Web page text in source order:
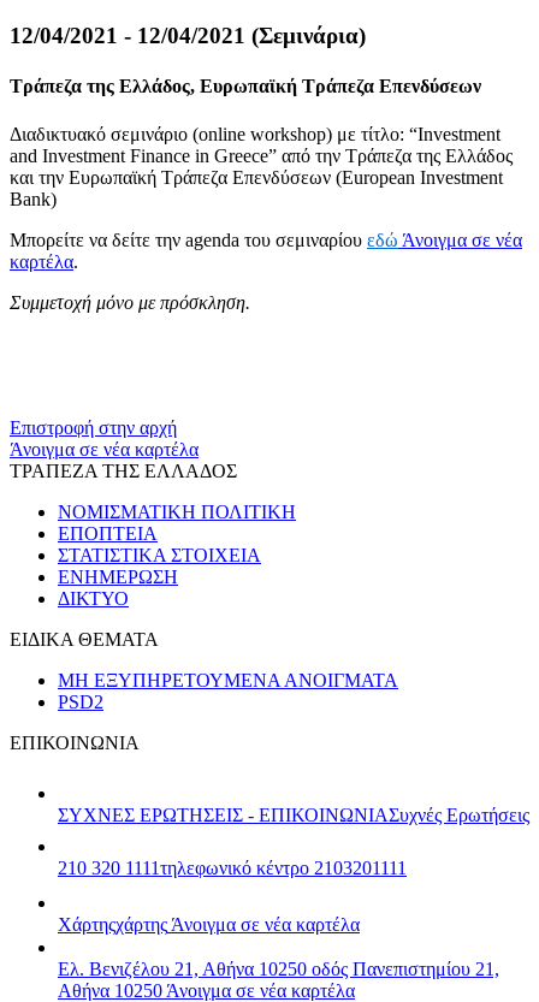
12/04/2021 - 12/04/2021 (Σεμινάρια)
Τράπεζα της Ελλάδος, Ευρωπαϊκή Τράπεζα Επενδύσεων
Διαδικτυακό σεμινάριο (online workshop) με τίτλο: “Investment
and Investment Finance in Greece” από την Τράπεζα της Ελλάδος
και την Ευρωπαϊκή Τράπεζα Επενδύσεων (European Investment
Bank)
Μπορείτε να δείτε την agenda του σεμιναρίου εδώ Άνοιγμα σε νέα
καρτέλα.
Συμμετοχή μόνο με πρόσκληση.
Επιστροφή στην αρχή
Άνοιγμα σε νέα καρτέλα
ΤΡΑΠΕΖΑ ΤΗΣ ΕΛΛΑΔΟΣ
ΝΟΜΙΣΜΑΤΙΚΗ ΠΟΛΙΤΙΚΗ
ΕΠΟΠΤΕΙΑ
ΣΤΑΤΙΣΤΙΚΑ ΣΤΟΙΧΕΙΑ
ΕΝΗΜΕΡΩΣΗ
ΔΙΚΤΥΟ
ΕΙΔΙΚΑ ΘΕΜΑΤΑ
ΜΗ ΕΞΥΠΗΡΕΤΟΥΜΕΝΑ ΑΝΟΙΓΜΑΤΑ
PSD2
ΕΠΙΚΟΙΝΩΝΙΑ
ΣΥΧΝΕΣ ΕΡΩΤΗΣΕΙΣ - ΕΠΙΚΟΙΝΩΝΙΑΣυχνές Ερωτήσεις
210 320 1111τηλεφωνικό κέντρο 2103201111
Χάρτηςχάρτης Άνοιγμα σε νέα καρτέλα
Ελ. Βενιζέλου 21, Αθήνα 10250 οδός Πανεπιστημίου 21,
Αθήνα 10250 Άνοιγμα σε νέα καρτέλα